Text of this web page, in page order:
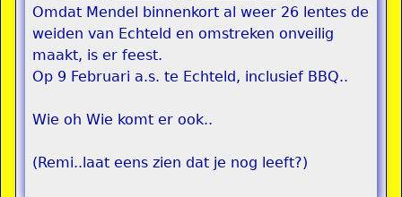
Omdat Mendel binnenkort al weer 26 lentes de
weiden van Echteld en omstreken onveilig
maakt, is er feest.
Op 9 Februari a.s. te Echteld, inclusief BBQ..
Wie oh Wie komt er ook..
(Remi..laat eens zien dat je nog leeft?)